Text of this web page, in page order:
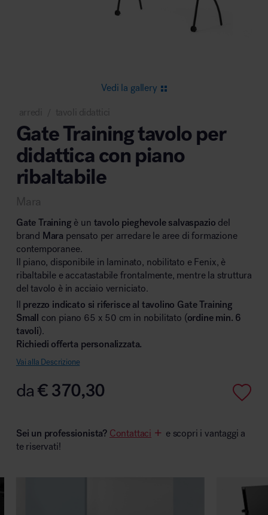
Area lounge e attesa
Area outdoor
Area hospitality
Vedi la gallery
arredi tavoli didattici
Gate Training tavolo per
didattica con piano
ribaltabile
Mara
Gate Training è un tavolo pieghevole salvaspazio del
brand Mara pensato per arredare le aree di formazione
contemporanee.
Il piano, disponibile in laminato, nobilitato e Fenix, è
ribaltabile e accatastabile frontalmente, mentre la struttura
del tavolo è in acciaio verniciato.
Il prezzo indicato si riferisce al tavolino Gate Training
Small con piano 65 x 50 cm in nobilitato (ordine min. 6
tavoli).
Richiedi offerta personalizzata.
Vai alla Descrizione
da€370,30
Sei un professionista? Contattaci
e scopri i vantaggi a
te riservati!